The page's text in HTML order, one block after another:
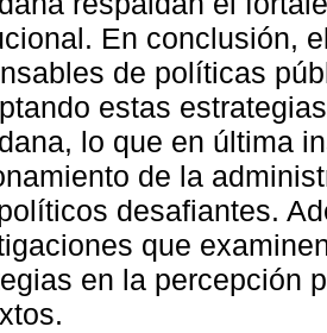
En conclusión,
de políticas
estas
lo que en última
de la
desafiantes.
que
en la percepción